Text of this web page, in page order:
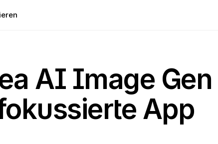
AI Image Gen
App